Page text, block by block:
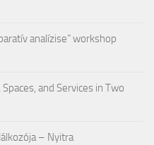
analízise” workshop
and Services in Two
– Nyitra